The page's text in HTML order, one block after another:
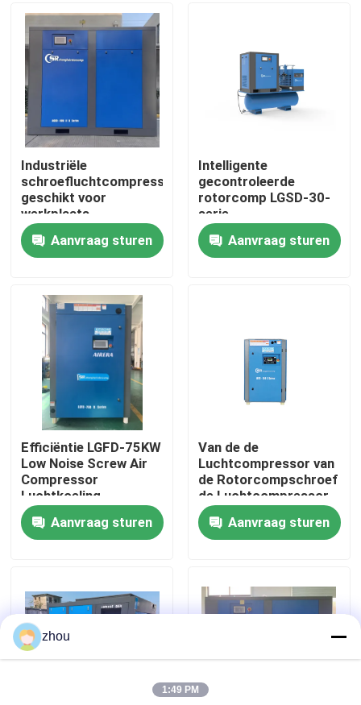
Huis
Videos
Ongeveer ons
Fabrieksreis
Kwaliteitscontrole
Contacteer ons
Nieuws
Gevallen
Verzoek om een Citaat
Industriële
schroefluchtcompressor
geschikt voor
werkplaats
Aanvraag sturen
Intelligente
gecontroleerde
rotorcomp LGSD-30-
serie
Energiebesparende
roterende
luchtschroefcompressor
Aanvraag sturen
Efficiëntie LGFD-75KW
Low Noise Screw Air
Compressor
Luchtkoeling
Aanvraag sturen
Van de de
Luchtcompressor van
de Rotorcompschroef
de Luchtcompressor
Met motor voor
Gesmeerde Olie
Aanvraag sturen
zhou
1:49 PM